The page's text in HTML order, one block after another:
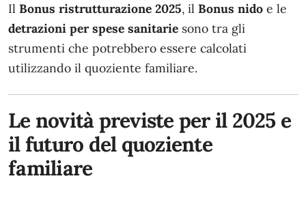
Il Bonus ristrutturazione 2025, il Bonus nido e le
detrazioni per spese sanitarie sono tra gli
strumenti che potrebbero essere calcolati
utilizzando il quoziente familiare.
Le novità previste per il 2025 e
il futuro del quoziente
familiare